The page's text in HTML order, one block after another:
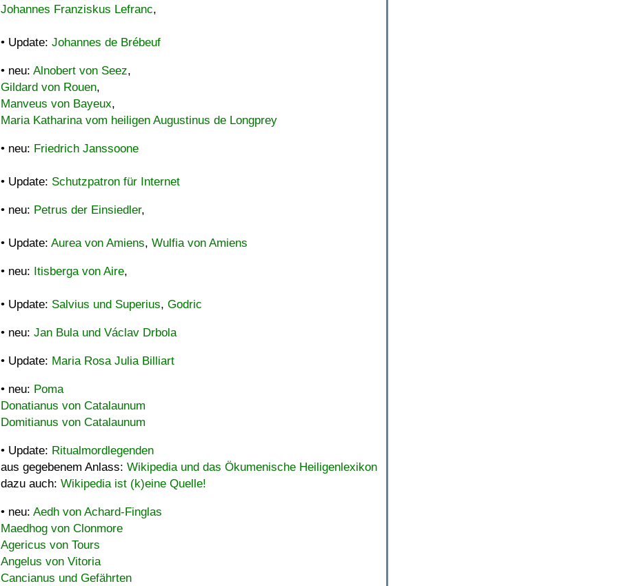
Johannes Franziskus Lefranc,
• Update: Johannes de Brébeuf
• neu: Alnobert von Seez,
Gildard von Rouen,
Manveus von Bayeux,
Maria Katharina vom heiligen Augustinus de Longprey
• neu: Friedrich Janssoone
• Update: Schutzpatron für Internet
• neu: Petrus der Einsiedler,
• Update: Aurea von Amiens, Wulfia von Amiens
• neu: Itisberga von Aire,
• Update: Salvius und Superius, Godric
• neu: Jan Bula und Václav Drbola
• Update: Maria Rosa Julia Billiart
• neu: Poma
Donatianus von Catalaunum
Domitianus von Catalaunum
• Update: Ritualmordlegenden
aus gegebenem Anlass: Wikipedia und das Ökumenische Heiligenlexikon
dazu auch: Wikipedia ist (k)eine Quelle!
• neu: Aedh von Achard-Finglas
Maedhog von Clonmore
Agericus von Tours
Angelus von Vitoria
Cancianus und Gefährten